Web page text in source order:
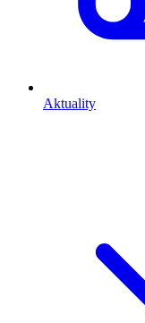
Aktuality